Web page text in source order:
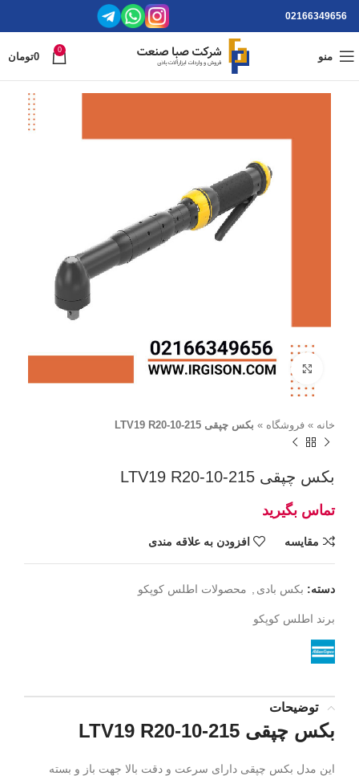
02166349656
منو
0
0تومان
برای بزرگنمایی کلیک کنید
خانه » فروشگاه » بکس چپقی LTV19 R20-10-215
بکس چپقی LTV19 R20-10-215
مقايسه افزودن به علاقه مندی
دسته: بکس بادی محصولات اطلس کوپکو
برند اطلس کوپکو
توضیحات
بکس چپقی LTV19 R20-10-215
این مدل بکس چپقی دارای سرعت و دقت بالا جهت باز و بسته